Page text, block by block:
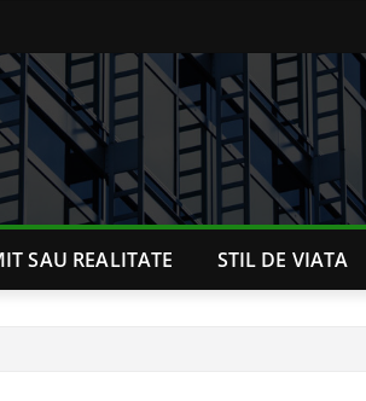
SAU REALITATE STIL DE VIATA